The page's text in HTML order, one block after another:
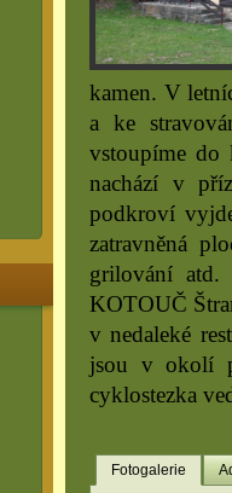
kamen. V
a ke
vstoupíme do
nachází v
podkroví
zatravněná
grilování atd.
KOTOUČ
v nedaleké
jsou v okolí
cyklostezka
Fotogalerie